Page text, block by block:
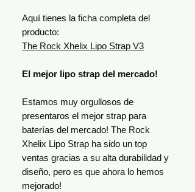
Aquí tienes la ficha completa del
producto:
The Rock Xhelix Lipo Strap V3
El mejor lipo strap del mercado!
Estamos muy orgullosos de
presentaros el mejor strap para
baterías del mercado! The Rock
Xhelix Lipo Strap ha sido un top
ventas gracias a su alta durabilidad y
diseño, pero es que ahora lo hemos
mejorado!